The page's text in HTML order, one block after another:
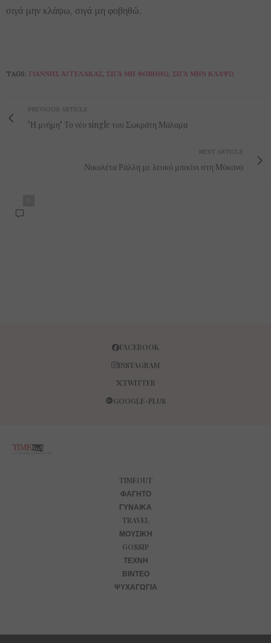
σιγά μην κλάψω, σιγά μη φοβηθώ.
TAGS: ΓΙΆΝΝΗΣ ΑΓΓΕΛΆΚΑΣ, ΣΙΓΆ ΜΗ ΦΟΒΗΘΏ, ΣΙΓΆ ΜΗΝ ΚΛΆΨΩ
PREVIOUS ARTICLE
"Η μνήμη" Το νέο single του Σωκράτη Μάλαμα
NEXT ARTICLE
Νικολέτα Ράλλη με λευκό μπικίνι στη Μύκονο
FACEBOOK
INSTAGRAM
TWITTER
GOOGLE-PLUS
TIMEOUT
ΦΑΓΗΤΌ
ΓΥΝΑΊΚΑ
TRAVEL
ΜΟΥΣΙΚΉ
GOSSIP
ΤΈΧΝΗ
ΒΊΝΤΕΟ
ΨΥΧΑΓΩΓΊΑ